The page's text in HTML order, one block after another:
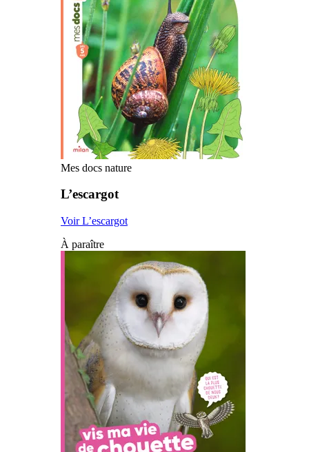
Mes docs nature
L’escargot
Voir L’escargot
À paraître